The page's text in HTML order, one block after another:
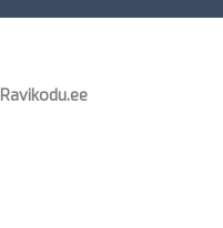
Ravikodu.ee